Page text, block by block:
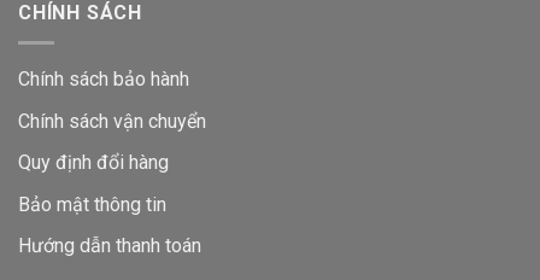
CHÍNH SÁCH
Chính sách bảo hành
Chính sách vận chuyển
Quy định đổi hàng
Bảo mật thông tin
Hướng dẫn thanh toán